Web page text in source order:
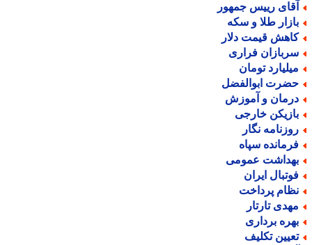
رییس جمهور
طلا و سکه
قیمت دلار
فراری
تومان
ابوالفضل
و آموزش
خارجی
نگار
سپاه
عمومی
ایران
پرداخت
تارتار
برداری
تکلیف